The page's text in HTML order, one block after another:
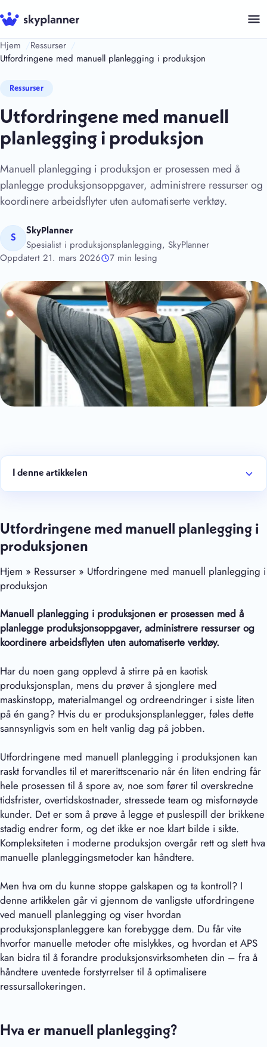
Hopp
til
innhold
Hjem
Ressurser
Utfordringene med manuell planlegging i produksjon
Ressurser
Utfordringene med manuell
planlegging i produksjon
Manuell planlegging i produksjon er prosessen med å
planlegge produksjonsoppgaver, administrere ressurser og
koordinere arbeidsflyter uten automatiserte verktøy.
S
SkyPlanner
Spesialist i produksjonsplanlegging, SkyPlanner
Oppdatert 21. mars 2026
7 min lesing
I denne artikkelen
Utfordringene med manuell planlegging i
produksjonen
Hjem » Ressurser » Utfordringene med manuell planlegging i
produksjon
Manuell planlegging i produksjonen er prosessen med å
planlegge produksjonsoppgaver, administrere ressurser og
koordinere arbeidsflyten uten automatiserte verktøy.
Har du noen gang opplevd å stirre på en kaotisk
produksjonsplan, mens du prøver å sjonglere med
maskinstopp, materialmangel og ordreendringer i siste liten
på én gang? Hvis du er produksjonsplanlegger, føles dette
sannsynligvis som en helt vanlig dag på jobben.
Utfordringene med manuell planlegging i produksjonen kan
raskt forvandles til et marerittscenario når én liten endring får
hele prosessen til å spore av, noe som fører til overskredne
tidsfrister, overtidskostnader, stressede team og misfornøyde
kunder. Det er som å prøve å legge et puslespill der brikkene
stadig endrer form, og det ikke er noe klart bilde i sikte.
Kompleksiteten i moderne produksjon overgår rett og slett hva
manuelle planleggingsmetoder kan håndtere.
Men hva om du kunne stoppe galskapen og ta kontroll? I
denne artikkelen går vi gjennom de vanligste utfordringene
ved manuell planlegging og viser hvordan
produksjonsplanleggere kan forebygge dem. Du får vite
hvorfor manuelle metoder ofte mislykkes, og hvordan et APS
kan bidra til å forandre produksjonsvirksomheten din – fra å
håndtere uventede forstyrrelser til å optimalisere
ressursallokeringen.
Hva er manuell planlegging?